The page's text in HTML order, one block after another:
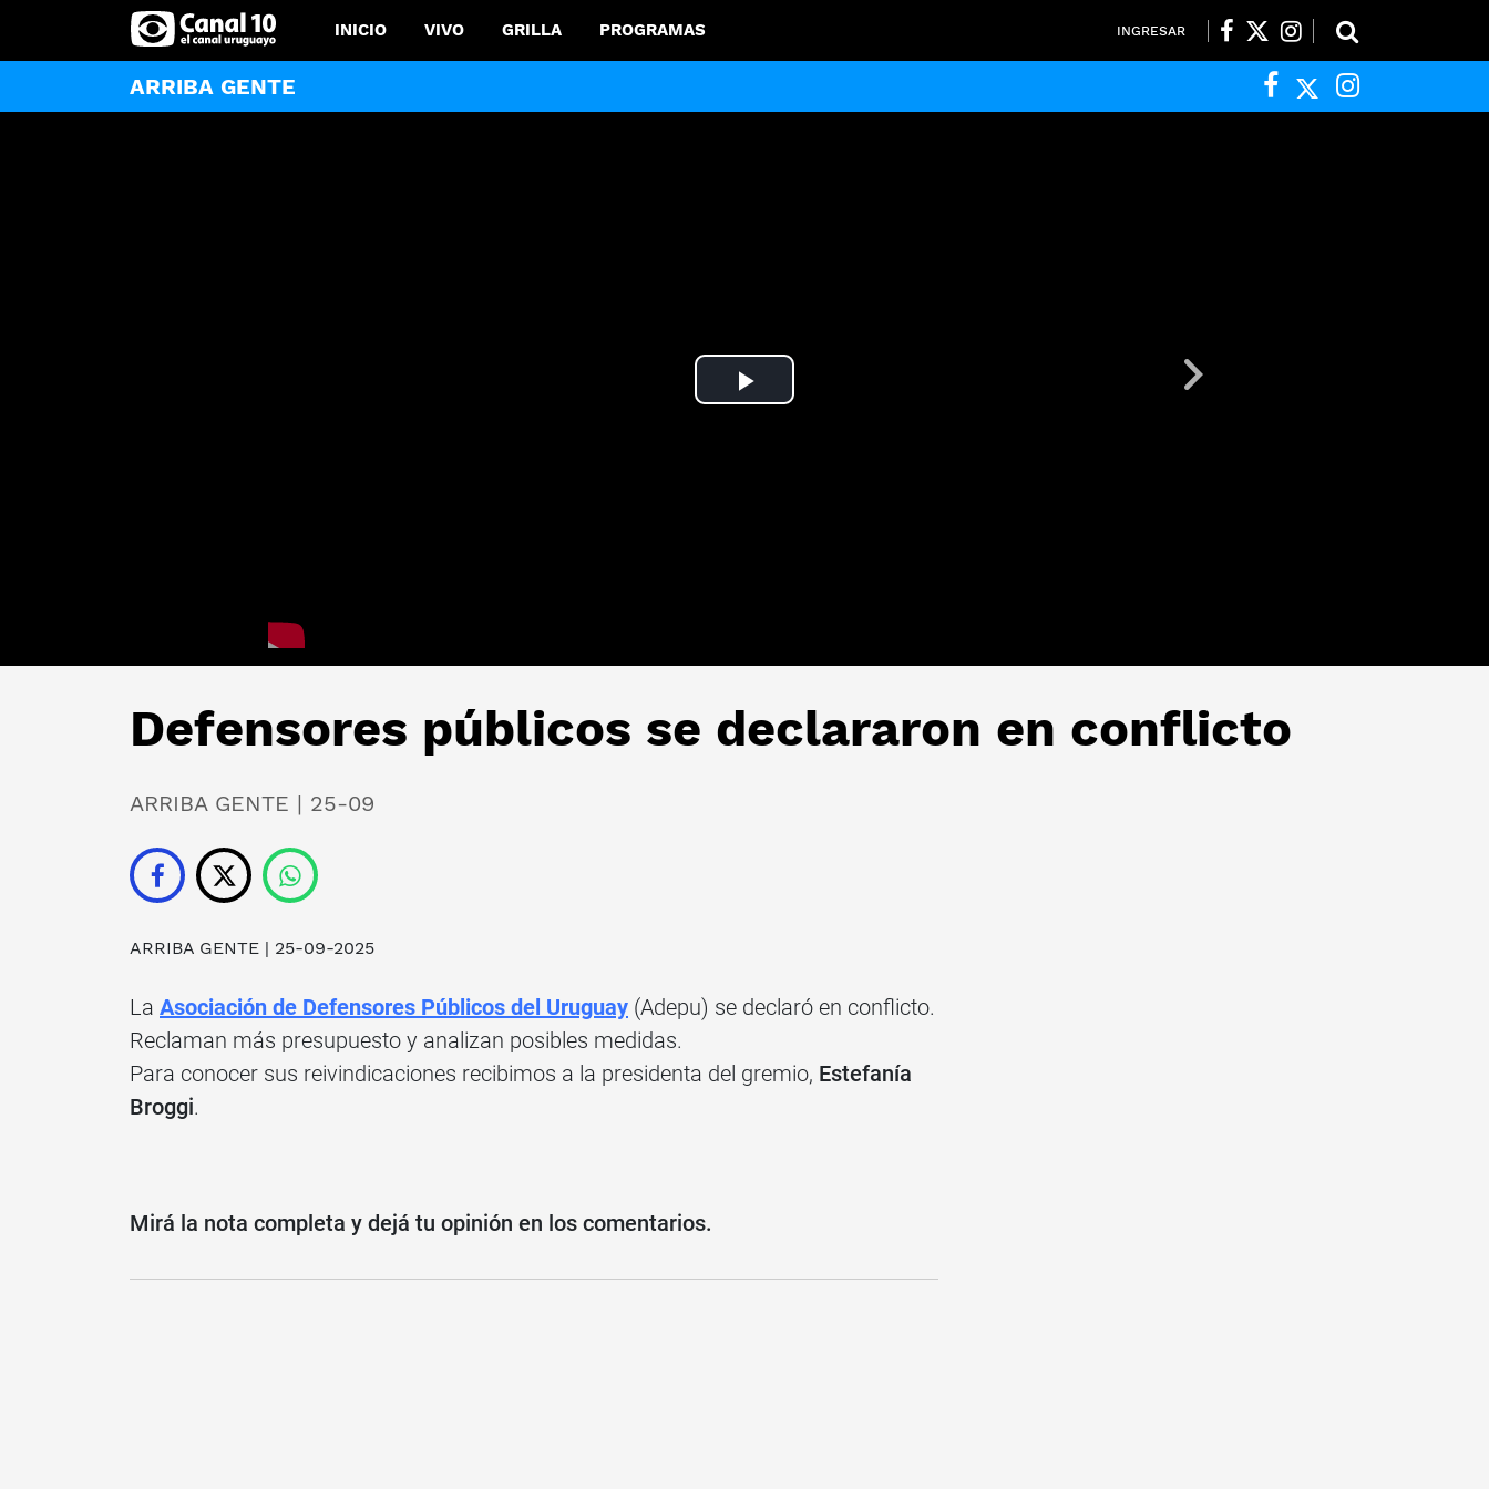
INICIO VIVO GRILLA PROGRAMAS INGRESAR
ARRIBA GENTE
Play
Defensores públicos se declararon en conflicto
ARRIBA GENTE | 25-09
ARRIBA GENTE | 25-09-2025
La Asociación de Defensores Públicos del Uruguay (Adepu) se declaró en conflicto.
Reclaman más presupuesto y analizan posibles medidas.
Para conocer sus reivindicaciones recibimos a la presidenta del gremio, Estefanía
Broggi.
Mirá la nota completa y dejá tu opinión en los comentarios.